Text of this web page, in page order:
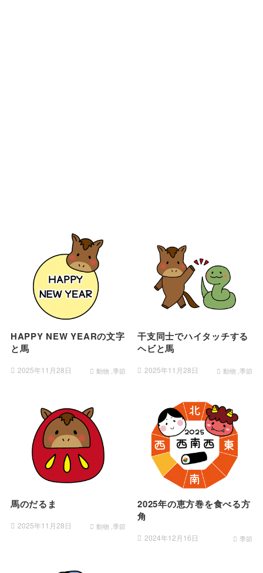
HAPPY NEW YEARの文字
と馬
2025年11月28日 動物 季節
干支同士でハイタッチする
ヘビと馬
2025年11月28日 動物 季節
馬のだるま
2025年11月28日 動物 季節
2025年の恵方巻を食べる方
角
2024年12月16日 季節